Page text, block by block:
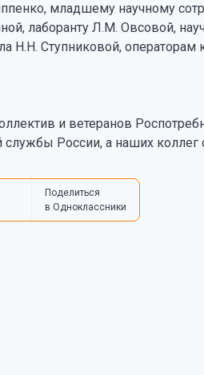
младшему научному
лаборанту Л.М. Овсовой,
Н.Н. Ступниковой,
и ветеранов
службы России, а наших коллег
Поделиться
в Одноклассники